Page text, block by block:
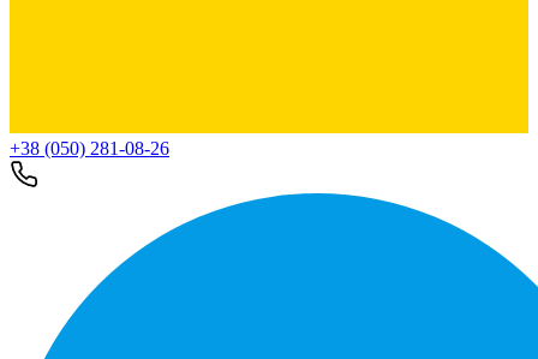
+38 (050) 281-08-26